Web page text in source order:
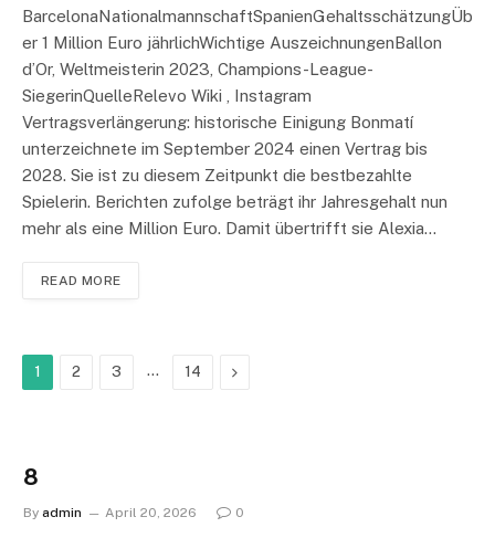
BarcelonaNationalmannschaftSpanienGehaltsschätzungÜb
er 1 Million Euro jährlichWichtige AuszeichnungenBallon
d’Or, Weltmeisterin 2023, Champions-League-
SiegerinQuelleRelevo Wiki , Instagram
Vertragsverlängerung: historische Einigung Bonmatí
unterzeichnete im September 2024 einen Vertrag bis
2028. Sie ist zu diesem Zeitpunkt die bestbezahlte
Spielerin. Berichten zufolge beträgt ihr Jahresgehalt nun
mehr als eine Million Euro. Damit übertrifft sie Alexia…
READ MORE
1 2 3 … 14 Next
8
By admin April 20, 2026 0